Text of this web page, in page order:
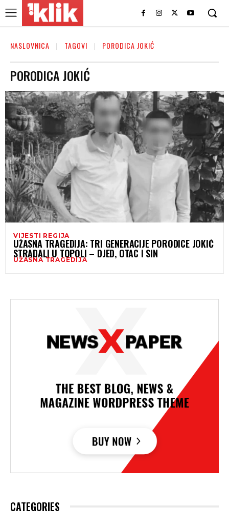
NASLOVNICA TAGOVI PORODICA JOKIĆ
PORODICA JOKIĆ
VIJESTI REGIJA
UŽASNA TRAGEDIJA: TRI GENERACIJE PORODICE JOKIĆ
STRADALI U TOPOLI – DJED, OTAC I SIN
UŽASNA TRAGEDIJA
CATEGORIES